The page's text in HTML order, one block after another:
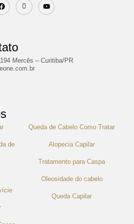
Mercês – Curitiba/PR
de
Queda de Cabelo Como Tratar
Alopecia Capilar
Tratamento para Caspa
Oleosidade do cabelo
Queda Capilar